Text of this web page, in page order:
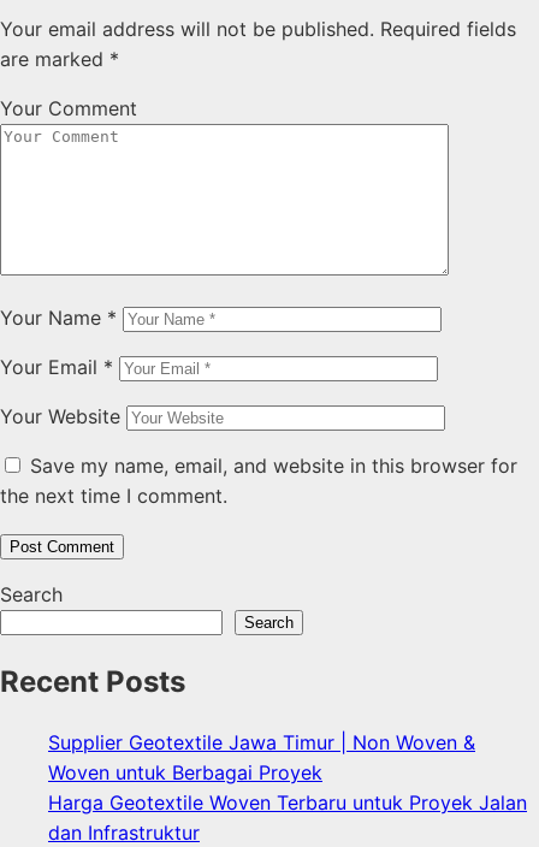
Your email address will not be published. Required fields
are marked *
Your Comment
Your Name *
Your Email *
Your Website
Save my name, email, and website in this browser for
the next time I comment.
Search
Search
Recent Posts
Supplier Geotextile Jawa Timur | Non Woven &
Woven untuk Berbagai Proyek
Harga Geotextile Woven Terbaru untuk Proyek Jalan
dan Infrastruktur